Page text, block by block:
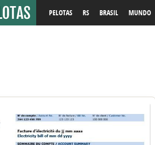
PELOTAS RS BRASIL MUNDO